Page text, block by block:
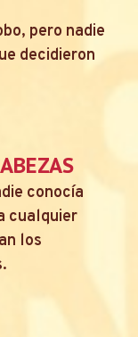
pero nadie
decidieron
conocía
cualquier
los